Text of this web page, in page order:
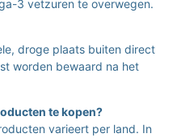
3 vetzuren te overwegen.
droge plaats buiten direct
worden bewaard na het
te kopen?
varieert per land. In